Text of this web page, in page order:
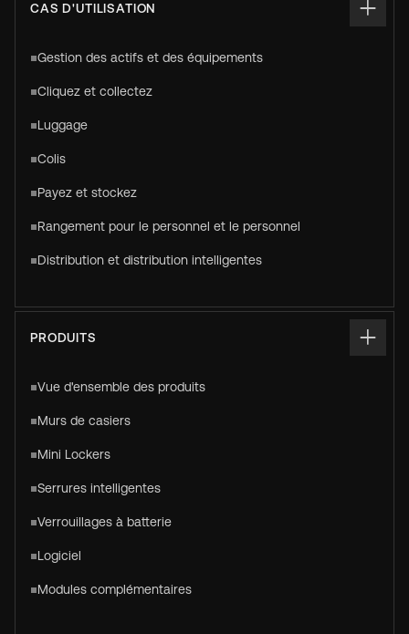
CAS D'UTILISATION
Gestion des actifs et des équipements
Cliquez et collectez
Luggage
Colis
Payez et stockez
Rangement pour le personnel et le personnel
Distribution et distribution intelligentes
PRODUITS
Vue d'ensemble des produits
Murs de casiers
Mini Lockers
Serrures intelligentes
Verrouillages à batterie
Logiciel
Modules complémentaires